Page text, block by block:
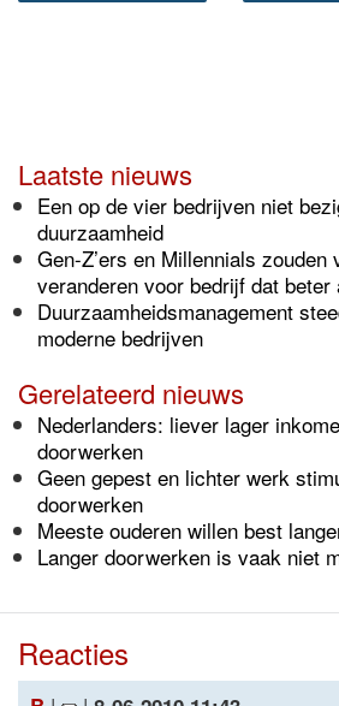
Laatste nieuws
Een op de vier bedrijven niet
duurzaamheid
Gen-Z’ers en Millennials zouden
veranderen voor bedrijf dat
Duurzaamheidsmanagement
moderne bedrijven
Gerelateerd nieuws
Nederlanders: liever lager
doorwerken
Geen gepest en lichter werk
doorwerken
Meeste ouderen willen best
Langer doorwerken is vaak niet
Reacties